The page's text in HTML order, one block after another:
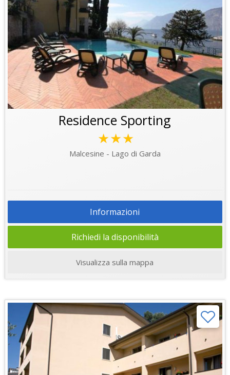
Residence Sporting
★★★
Malcesine - Lago di Garda
Informazioni
Richiedi la disponibilità
Visualizza sulla mappa